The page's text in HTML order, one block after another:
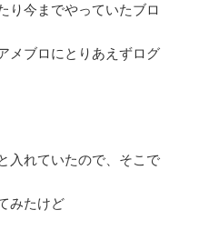
り今までやっていたブロ
メブロにとりあえずログ
入れていたので、そこで
みたけど